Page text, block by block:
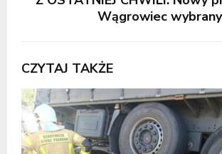
Wągrowiec wybrany
CZYTAJ TAKŻE